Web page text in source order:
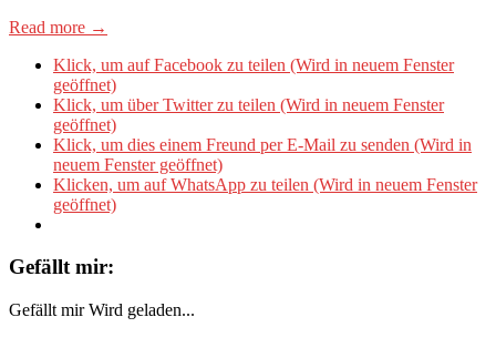
Read more →
Klick, um auf Facebook zu teilen (Wird in neuem Fenster
geöffnet)
Klick, um über Twitter zu teilen (Wird in neuem Fenster
geöffnet)
Klick, um dies einem Freund per E-Mail zu senden (Wird in
neuem Fenster geöffnet)
Klicken, um auf WhatsApp zu teilen (Wird in neuem Fenster
geöffnet)
Gefällt mir:
Gefällt mir Wird geladen...